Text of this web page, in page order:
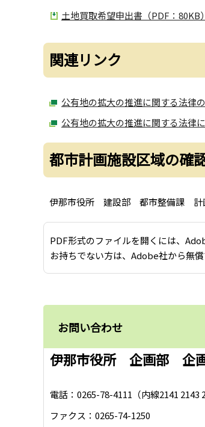
土地買取希望申出書（PDF：80KB）
関連リンク
公有地の拡大の推進に関する法律
公有地の拡大の推進に関する法律
都市計画施設区域の確
伊那市役所 建設部 都市整備課 計画
PDF形式のファイルを開くには、
お持ちでない方は、Adobe社から無償
お問い合わせ
伊那市役所 企画部 企
電話：0265-78-4111（内線2141 2143
ファクス：0265-74-1250